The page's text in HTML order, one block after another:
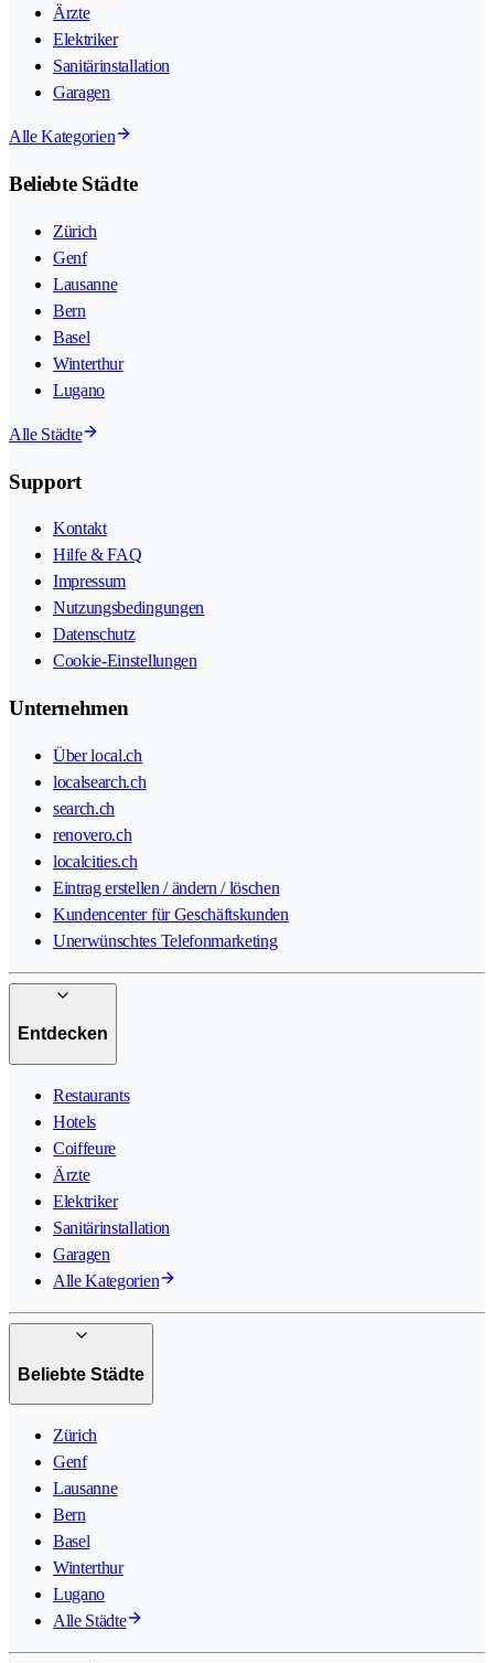
Ärzte
Elektriker
Sanitärinstallation
Garagen
Alle Kategorien
Beliebte Städte
Zürich
Genf
Lausanne
Bern
Basel
Winterthur
Lugano
Alle Städte
Support
Kontakt
Hilfe & FAQ
Impressum
Nutzungsbedingungen
Datenschutz
Cookie-Einstellungen
Unternehmen
Über local.ch
localsearch.ch
search.ch
renovero.ch
localcities.ch
Eintrag erstellen / ändern / löschen
Kundencenter für Geschäftskunden
Unerwünschtes Telefonmarketing
Entdecken
Restaurants
Hotels
Coiffeure
Ärzte
Elektriker
Sanitärinstallation
Garagen
Alle Kategorien
Beliebte Städte
Zürich
Genf
Lausanne
Bern
Basel
Winterthur
Lugano
Alle Städte